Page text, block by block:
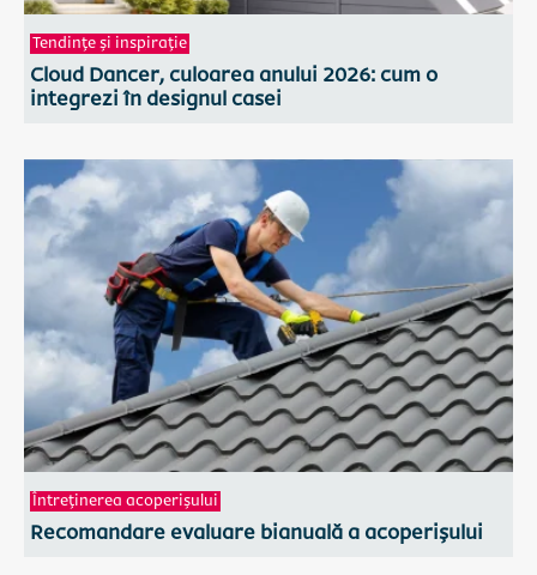
Tendințe și inspirație
Cloud Dancer, culoarea anului 2026: cum o
integrezi în designul casei
Întreținerea acoperișului
Recomandare evaluare bianuală a acoperișului